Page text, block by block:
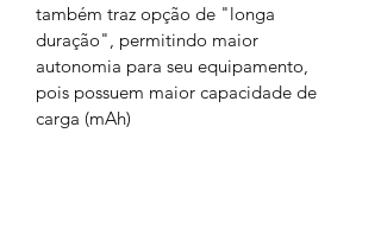
também traz opção de "longa
duração", permitindo maior
autonomia para seu equipamento,
pois possuem maior capacidade de
carga (mAh)